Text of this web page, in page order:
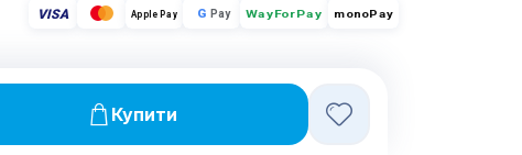
Купити
VISA Apple Pay G Pay WayForPay monoPay